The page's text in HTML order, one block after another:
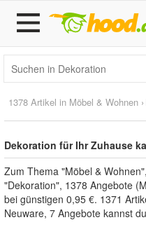
1378 Artikel in Möbel & Wohnen ›
Dekoration für Ihr Zuhause
Zum Thema "Möbel &
"Dekoration", 1378 Angebote
bei günstigen 0,95 €. 1371
Neuware, 7 Angebote kannst